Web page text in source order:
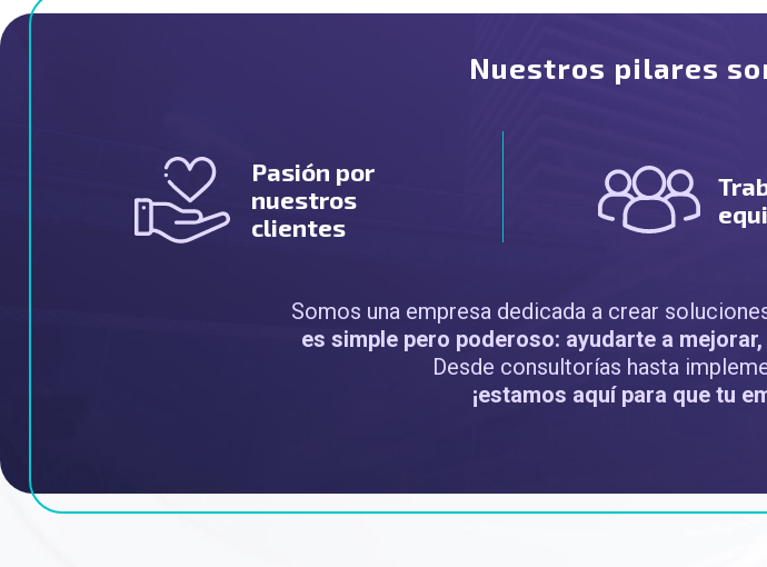
Pasión por
nuestros
clientes
Nuestros pilares
Somos una empresa dedicada a crear
es simple pero poderoso: ayudarte a
Desde consultorías hasta
¡estamos aquí para que tu